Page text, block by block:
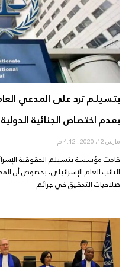
بتسيلم ترد على المدعي
بعدم اختصاص الجنائية
مارس 12, 2020
قامت مؤسسة بتسيلم الحقوقية
النائب العام الإسرائيلي، بخصوص أن
صلاحيات التحقيق في جرائم